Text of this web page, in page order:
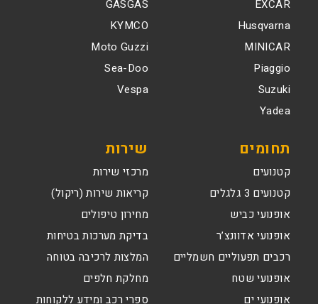
EXCAR
GASGAS
Husqvarna
KYMCO
MINICAR
Moto Guzzi
Piaggio
Sea-Doo
Suzuki
Vespa
Yadea
תחומים
קטנועים
קטנועים 3 גלגלים
אופנועי כביש
אופנועי אדוונצ’ר
רכבים תפעוליים חשמליים
אופנועי שטח
אופנועי ים
שירות
מרכזי שירות
קריאות שירות (ריקול)
מחירון טיפולים
בדיקת מערכות בטיחות
המלצות לרכיבה בטוחה
מחלקת חלפים
ספרי רכב ומידע ללקוחות